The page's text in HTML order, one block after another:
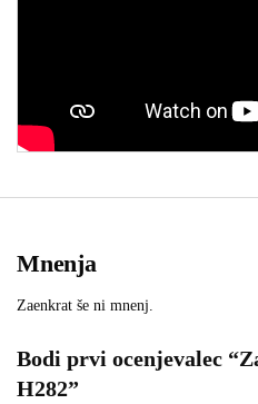
Mnenja
Zaenkrat še ni mnenj.
Bodi prvi ocenjevalec
H282”